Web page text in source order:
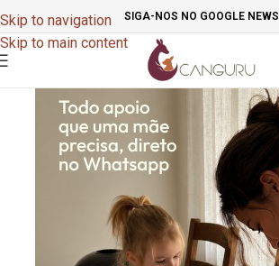
Skip to navigation
Skip to main content
SIGA-NOS NO GOOGLE NEWS